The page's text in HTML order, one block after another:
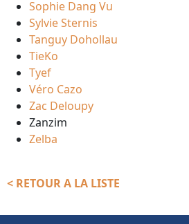
Sophie Dang Vu
Sylvie Sternis
Tanguy Dohollau
TieKo
Tyef
Véro Cazo
Zac Deloupy
Zanzim
Zelba
< RETOUR A LA LISTE